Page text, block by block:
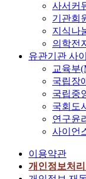
사서커
기관회
지식나
의학전
유관기관 사
교육부
국립장
국립중
국회도
연구윤
사이언
이용약관
개인정보처